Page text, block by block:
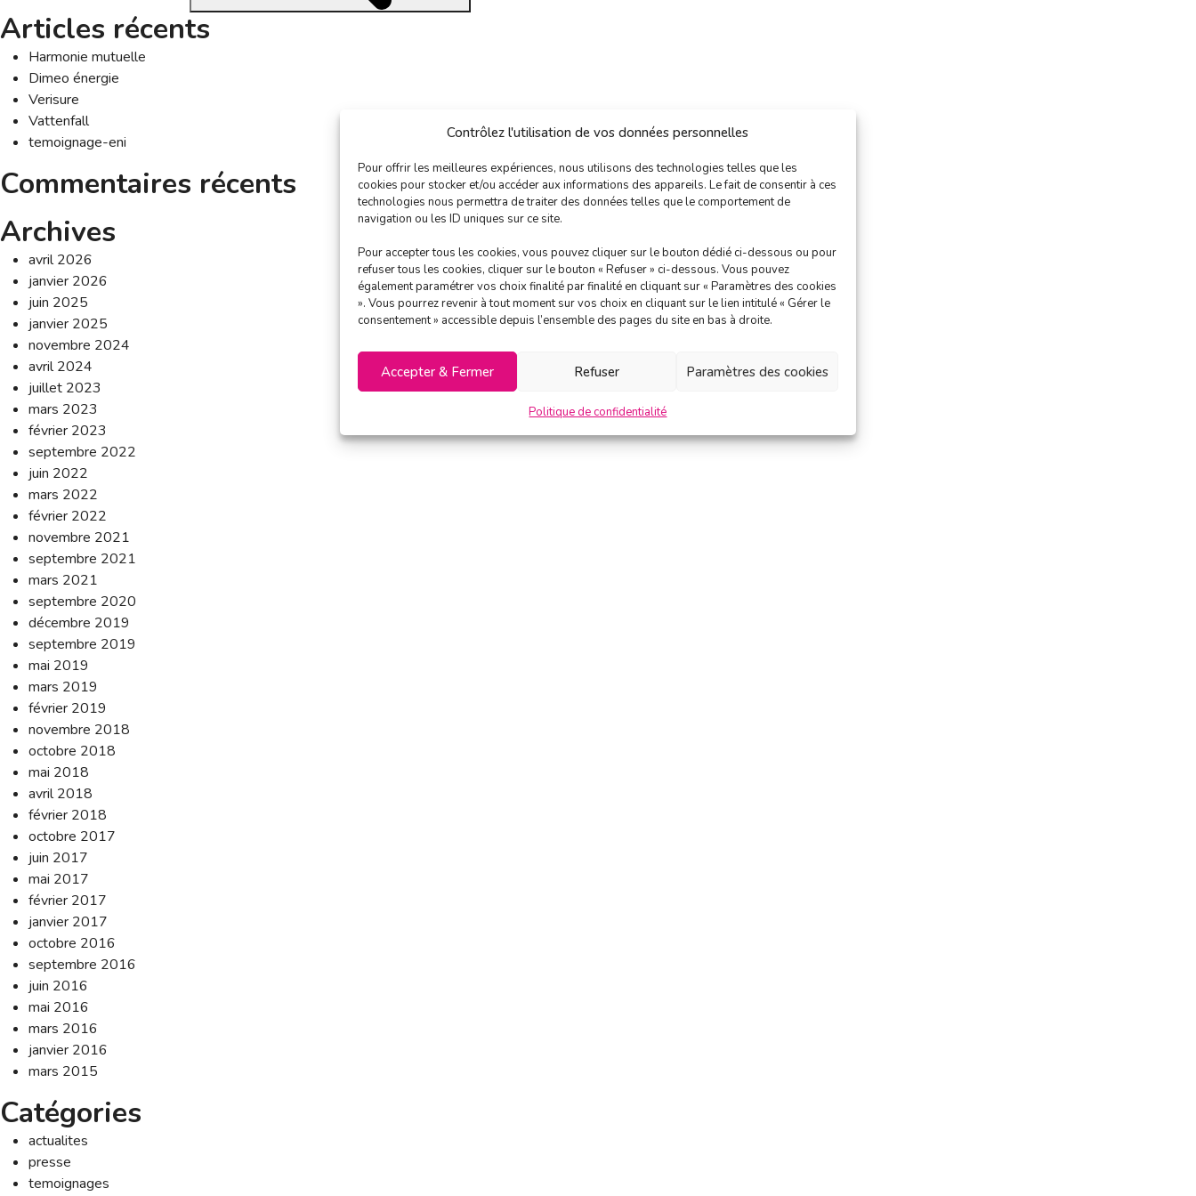
Contrôlez l'utilisation de vos données personnelles
Pour offrir les meilleures expériences, nous utilisons des technologies telles que les
cookies pour stocker et/ou accéder aux informations des appareils. Le fait de consentir à ces
technologies nous permettra de traiter des données telles que le comportement de
navigation ou les ID uniques sur ce site.
Pour accepter tous les cookies, vous pouvez cliquer sur le bouton dédié ci-dessous ou pour
refuser tous les cookies, cliquer sur le bouton « Refuser » ci-dessous. Vous pouvez
également paramétrer vos choix finalité par finalité en cliquant sur « Paramètres des cookies
». Vous pourrez revenir à tout moment sur vos choix en cliquant sur le lien intitulé « Gérer le
consentement » accessible depuis l’ensemble des pages du site en bas à droite.
Accepter & Fermer Refuser Paramètres des cookies
Politique de confidentialité
Articles récents
Harmonie mutuelle
Dimeo énergie
Verisure
Vattenfall
temoignage-eni
Commentaires récents
Archives
avril 2026
janvier 2026
juin 2025
janvier 2025
novembre 2024
avril 2024
juillet 2023
mars 2023
février 2023
septembre 2022
juin 2022
mars 2022
février 2022
novembre 2021
septembre 2021
mars 2021
septembre 2020
décembre 2019
septembre 2019
mai 2019
mars 2019
février 2019
novembre 2018
octobre 2018
mai 2018
avril 2018
février 2018
octobre 2017
juin 2017
mai 2017
février 2017
janvier 2017
octobre 2016
septembre 2016
juin 2016
mai 2016
mars 2016
janvier 2016
mars 2015
Catégories
actualites
presse
temoignages